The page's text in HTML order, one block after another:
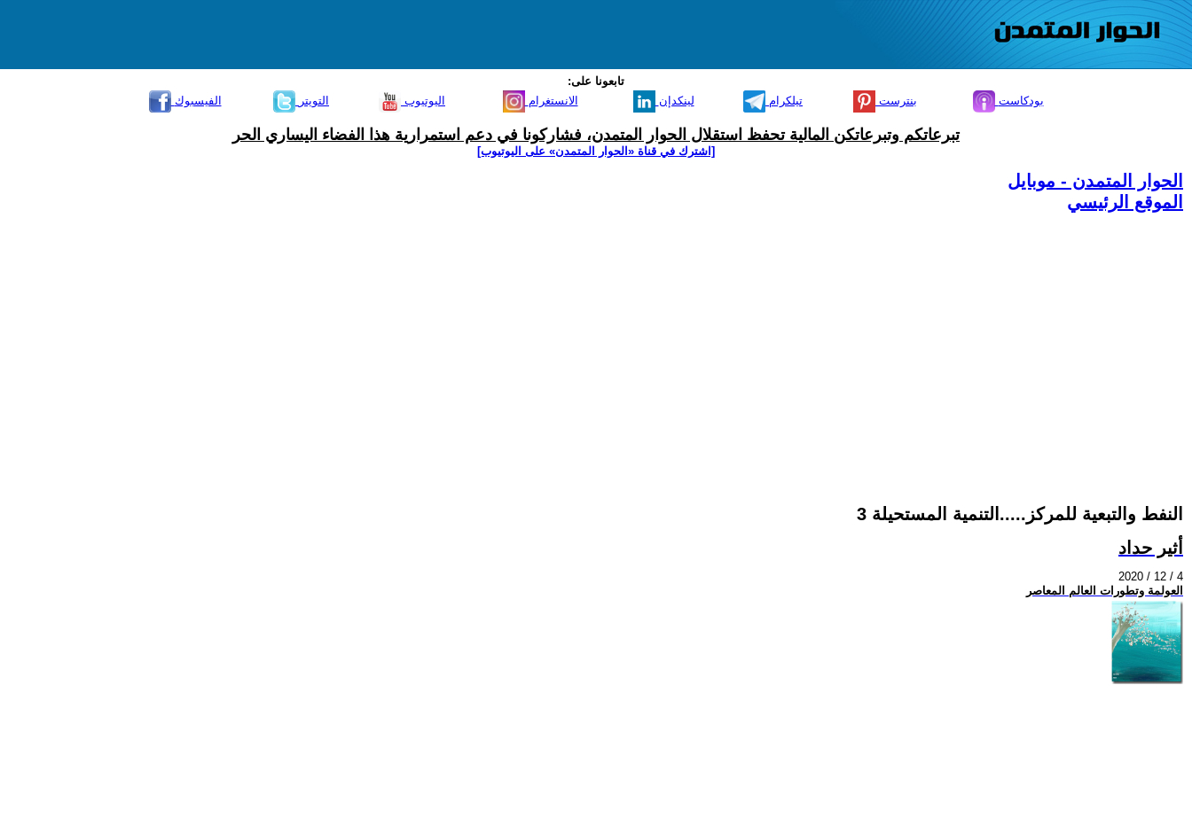
تابعونا على:
الفيسبوك
التويتر اليوتيوب الانستغرام لينكدإن تيلكرام بنترست بودكاست
تبرعاتكم وتبرعاتكن المالية تحفظ استقلال الحوار المتمدن، فشاركونا في دعم استمرارية هذا الفضاء اليساري الحر
[اشترك في قناة ‫«الحوار المتمدن» على اليوتيوب]
الحوار المتمدن - موبايل
الموقع الرئيسي
النفط والتبعية للمركز.....التنمية المستحيلة 3
أثير حداد
2020 / 12 / 4
العولمة وتطورات العالم المعاصر